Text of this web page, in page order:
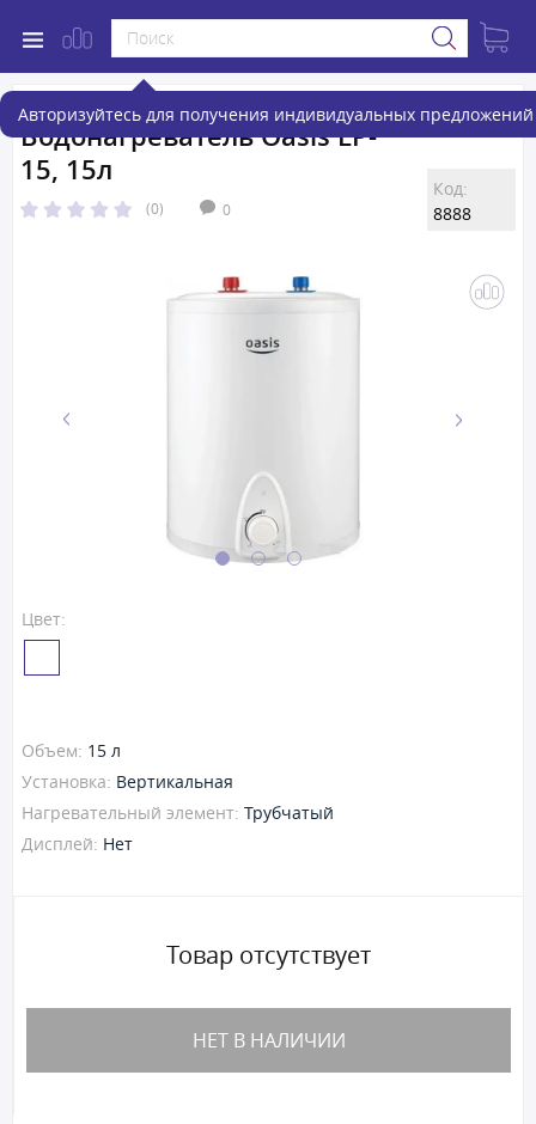
Авторизуйтесь для получения индивидуальных предложений
Водонагреватель Oasis LP-
15, 15л
(0) 0
Код:
8888
Цвет:
Объем: 15 л
Установка: Вертикальная
Нагревательный элемент: Трубчатый
Дисплей: Нет
Товар отсутствует
НЕТ В НАЛИЧИИ